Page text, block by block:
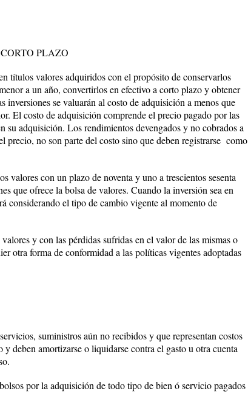
PLAZO
títulos valores adquiridos con el propósito de conservarlos
a un año, convertirlos en efectivo a corto plazo y obtener
inversiones se valuarán al costo de adquisición a menos que
El costo de adquisición comprende el precio pagado por las
su adquisición. Los rendimientos devengados y no cobrados a
precio, no son parte del costo sino que deben registrarse como
valores con un plazo de noventa y uno a trescientos sesenta
que ofrece la bolsa de valores. Cuando la inversión sea en
considerando el tipo de cambio vigente al momento de
y con las pérdidas sufridas en el valor de las mismas o
otra forma de conformidad a las políticas vigentes adoptadas
suministros aún no recibidos y que representan costos
deben amortizarse o liquidarse contra el gasto u otra cuenta
por la adquisición de todo tipo de bien ó servicio pagados